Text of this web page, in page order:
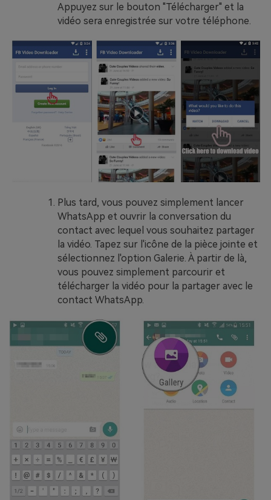
Appuyez sur le bouton "Télécharger" et la
vidéo sera enregistrée sur votre téléphone.
Plus tard, vous pouvez simplement lancer
WhatsApp et ouvrir la conversation du
contact avec lequel vous souhaitez partager
la vidéo. Tapez sur l'icône de la pièce jointe et
sélectionnez l'option Galerie. À partir de là,
vous pouvez simplement parcourir et
télécharger la vidéo pour la partager avec le
contact WhatsApp.